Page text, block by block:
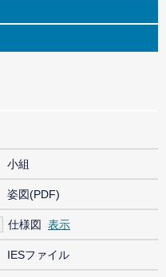
小組
姿図(PDF)
仕様図
IESファイル